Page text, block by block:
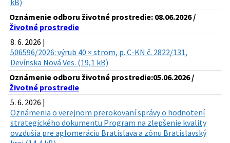
kB)
Oznámenie odboru životné prostredie: 08.06.2026 /
Životné prostredie
8. 6. 2026 |
506596/2026: výrub 40 × strom, p. C-KN č. 2822/131,
Devínska Nová Ves. (19,1 kB)
Oznámenie odboru životné prostredie:05.06.2026 /
Životné prostredie
5. 6. 2026 |
Oznámenia o verejnom prerokovaní správy o hodnotení
strategického dokumentu Program na zlepšenie kvality
ovzdušia pre aglomeráciu Bratislava a zónu Bratislavský